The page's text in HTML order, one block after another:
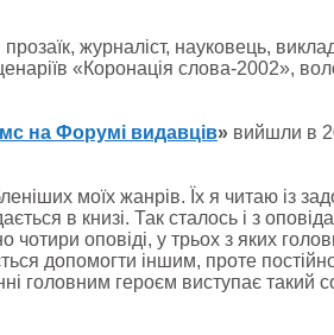
журналіст, науковець,
«Коронація слова-2002»,
на Форумі видавців» вийшли в
моїх жанрів. Їх я читаю із
в книзі. Так сталось і з
чотири оповіді, у трьох з яких
допомогти іншим, проте
головним героєм виступає такий